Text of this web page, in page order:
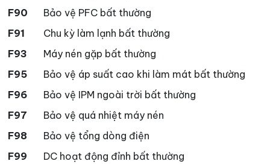
F90
Bảo vệ PFC bất thường
F91
Chu kỳ làm lạnh bất thường
F93
Máy nén gặp bất thường
F95
Bảo vệ áp suất cao khi làm mát bất thường
F96
Bảo vệ IPM ngoài trời bất thường
F97
Bảo vệ quá nhiệt máy nén
F98
Bảo vệ tổng dòng điện
F99
DC hoạt động đỉnh bất thường